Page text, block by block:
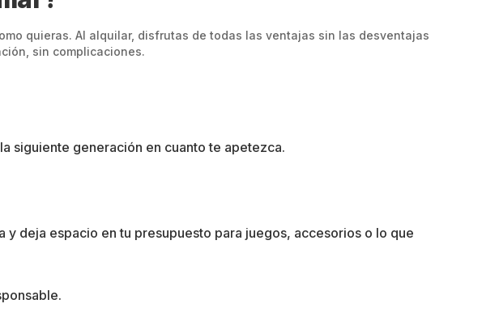
quieras. Al alquilar, disfrutas de todas las ventajas sin las desventajas
sin complicaciones.
siguiente generación en cuanto te apetezca.
y deja espacio en tu presupuesto para juegos, accesorios o lo que